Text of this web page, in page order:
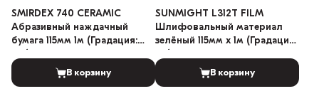
SMIRDEX 740 CERAMIC
Абразивный наждачный
бумага 115мм 1м (Градация:
В корзину
SUNMIGHT L312T FILM
Шлифовальный материал
зелёный 115мм x 1м (Градация:
В корзину